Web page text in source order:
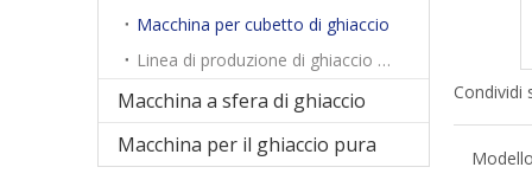
Macchina per cubetto di ghiaccio
Linea di produzione di ghiaccio commestibile automatico
Macchina a sfera di ghiaccio
Macchina per il ghiaccio pura
Condividi